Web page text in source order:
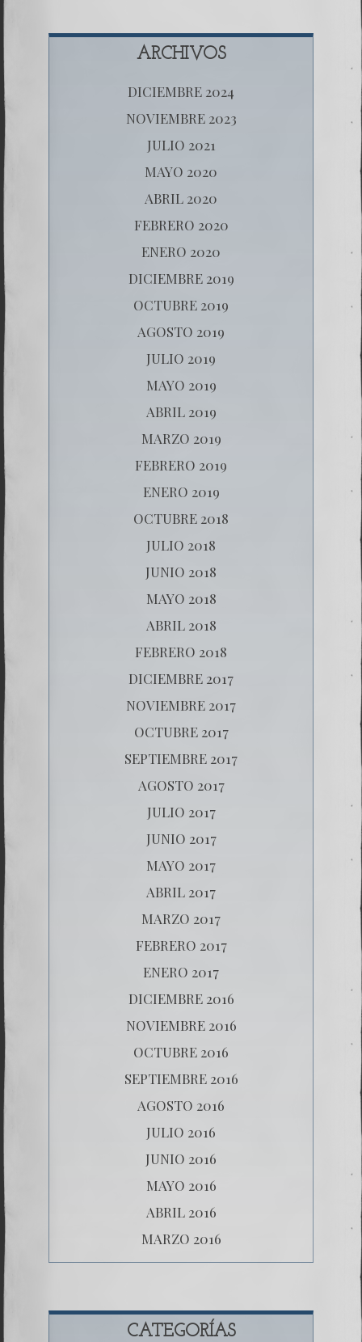
ARCHIVOS
DICIEMBRE 2024
NOVIEMBRE 2023
JULIO 2021
MAYO 2020
ABRIL 2020
FEBRERO 2020
ENERO 2020
DICIEMBRE 2019
OCTUBRE 2019
AGOSTO 2019
JULIO 2019
MAYO 2019
ABRIL 2019
MARZO 2019
FEBRERO 2019
ENERO 2019
OCTUBRE 2018
JULIO 2018
JUNIO 2018
MAYO 2018
ABRIL 2018
FEBRERO 2018
DICIEMBRE 2017
NOVIEMBRE 2017
OCTUBRE 2017
SEPTIEMBRE 2017
AGOSTO 2017
JULIO 2017
JUNIO 2017
MAYO 2017
ABRIL 2017
MARZO 2017
FEBRERO 2017
ENERO 2017
DICIEMBRE 2016
NOVIEMBRE 2016
OCTUBRE 2016
SEPTIEMBRE 2016
AGOSTO 2016
JULIO 2016
JUNIO 2016
MAYO 2016
ABRIL 2016
MARZO 2016
CATEGORÍAS